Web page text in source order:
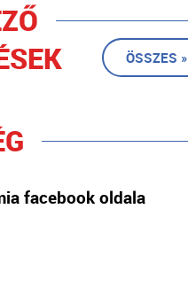
ÖSSZES »
facebook oldala